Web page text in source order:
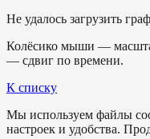
Не удалось загрузить
Колёсико мыши —
— сдвиг по времени.
К списку
Мы используем файлы
настроек и удобства.